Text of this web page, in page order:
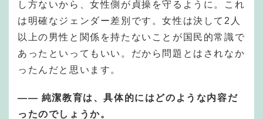
し方ないから、女性側が貞操を守るように。これ
は明確なジェンダー差別です。女性は決して2人
以上の男性と関係を持たないことが国民的常識で
あったといってもいい。だから問題とはされなか
ったんだと思います。
—— 純潔教育は、具体的にはどのような内容だ
ったのでしょうか。